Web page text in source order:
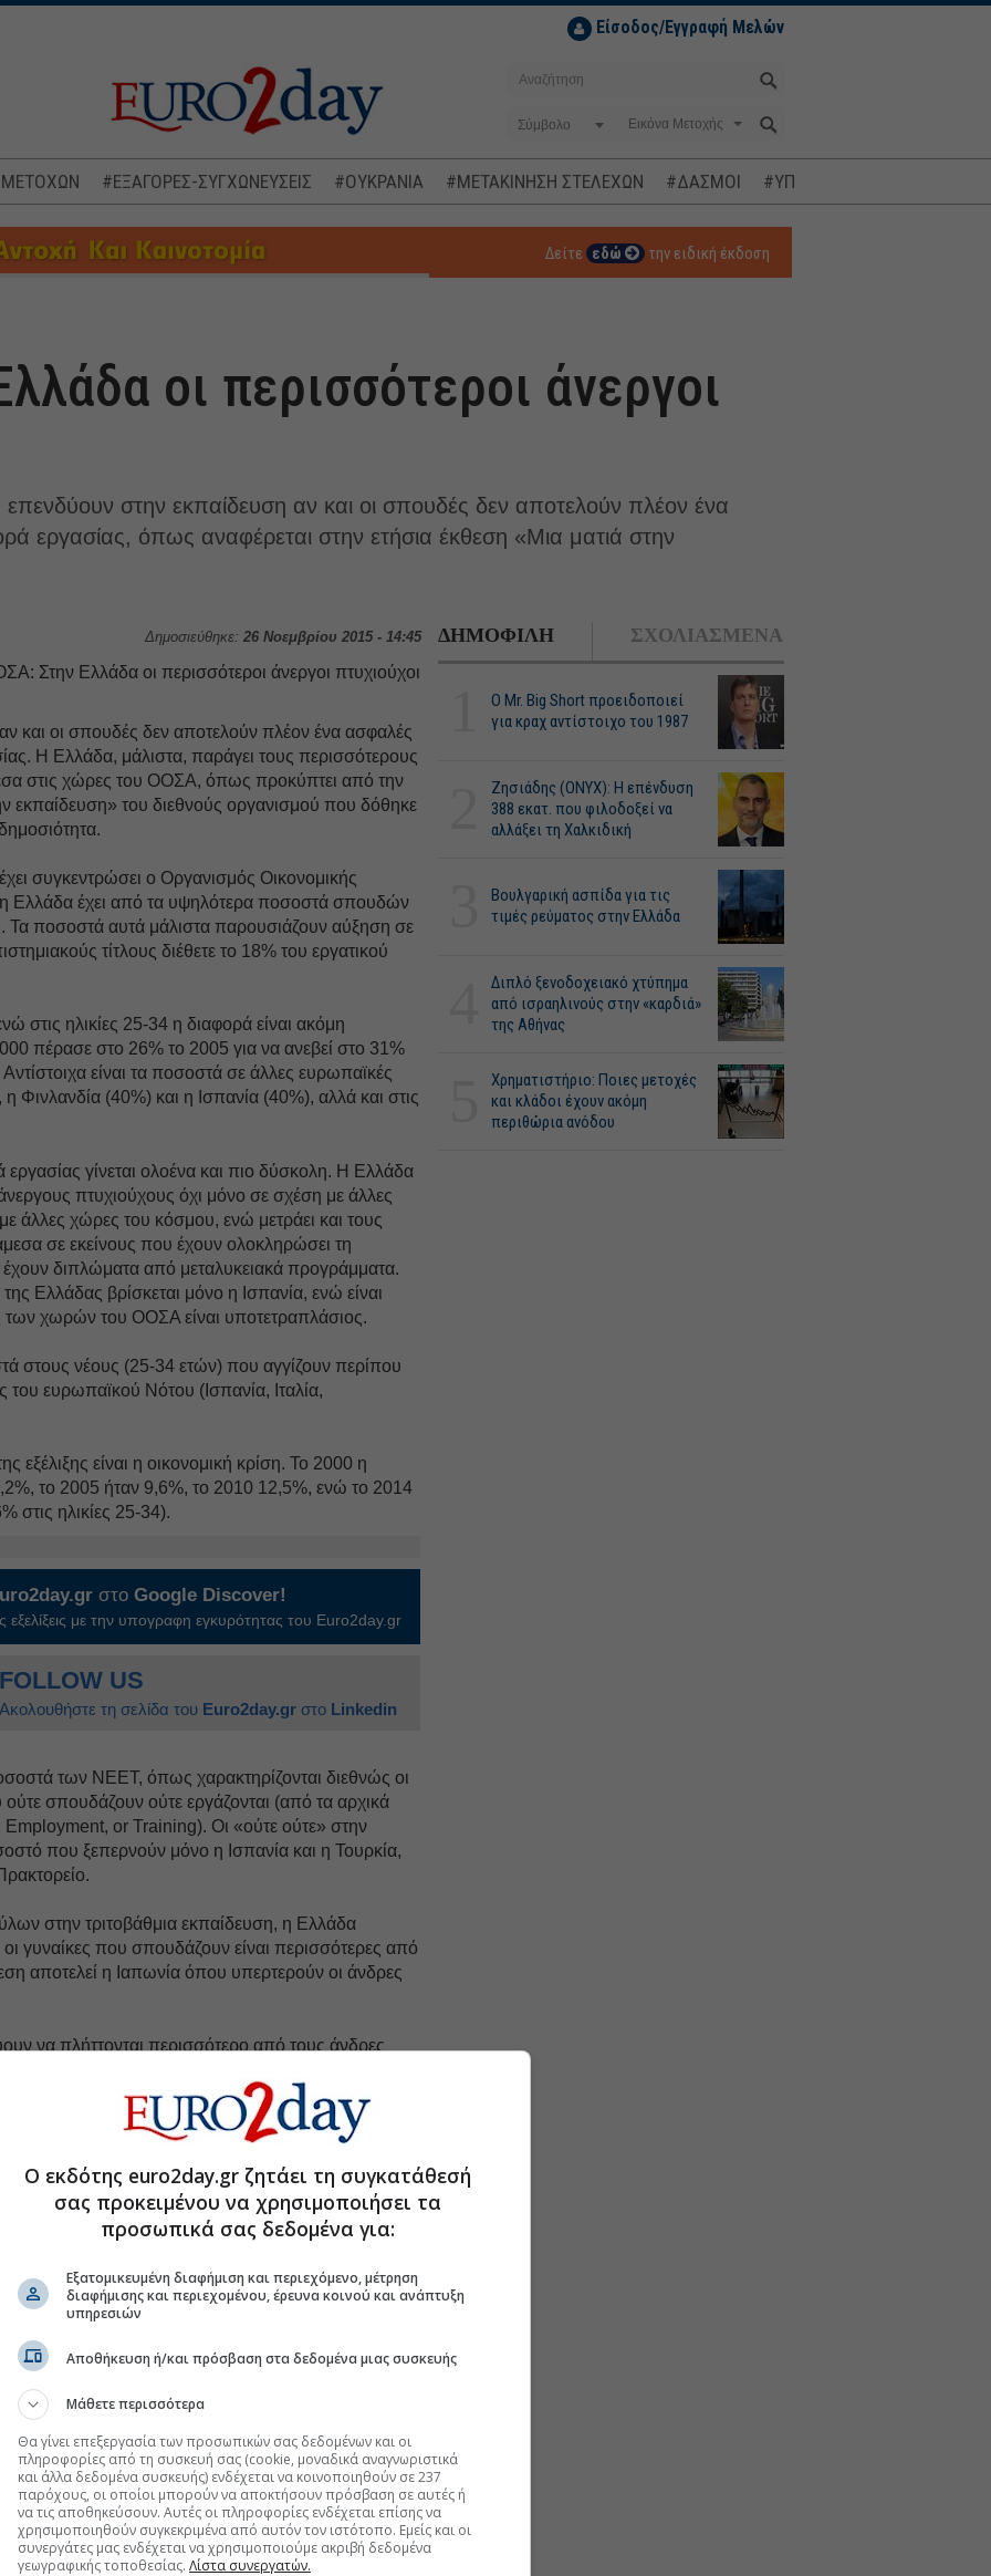
Είσοδος/Εγγραφή Μελών
Σύμβολο
ΜΕΤΟΧΩΝ #ΕΞΑΓΟΡΕΣ-ΣΥΓΧΩΝΕΥΣΕΙΣ #ΟΥΚΡΑΝΙΑ #ΜΕΤΑΚΙΝΗΣΗ ΣΤΕΛΕΧΩΝ #ΔΑΣΜΟΙ #ΥΠΟΚΛΟΠΕΣ
Δείτε εδώ την ειδική έκδοση
οι περισσότεροι άνεργοι
στην εκπαίδευση αν και οι σπουδές δεν αποτελούν πλέον ένα
εργασίας, όπως αναφέρεται στην ετήσια έκθεση «Μια ματιά στην
Δημοσιεύθηκε: 26 Νοεμβρίου 2015 - 14:45
και οι σπουδές δεν αποτελούν πλέον ένα ασφαλές
Η Ελλάδα, μάλιστα, παράγει τους περισσότερους
στις χώρες του ΟΟΣΑ, όπως προκύπτει από την
εκπαίδευση» του διεθνούς οργανισμού που δόθηκε
συγκεντρώσει ο Οργανισμός Οικονομικής
η Ελλάδα έχει από τα υψηλότερα ποσοστά σπουδών
Τα ποσοστά αυτά μάλιστα παρουσιάζουν αύξηση σε
τίτλους διέθετε το 18% του εργατικού
στις ηλικίες 25-34 η διαφορά είναι ακόμη
πέρασε στο 26% το 2005 για να ανεβεί στο 31%
είναι τα ποσοστά σε άλλες ευρωπαϊκές
(40%) και η Ισπανία (40%), αλλά και στις
γίνεται ολοένα και πιο δύσκολη. Η Ελλάδα
πτυχιούχους όχι μόνο σε σχέση με άλλες
άλλες χώρες του κόσμου, ενώ μετράει και τους
σε εκείνους που έχουν ολοκληρώσει τη
διπλώματα από μεταλυκειακά προγράμματα.
Ελλάδας βρίσκεται μόνο η Ισπανία, ενώ είναι
των χωρών του ΟΟΣΑ είναι υποτετραπλάσιος.
στους νέους (25-34 ετών) που αγγίζουν περίπου
ευρωπαϊκού Νότου (Ισπανία, Ιταλία,
εξέλιξης είναι η οικονομική κρίση. Το 2000 η
το 2005 ήταν 9,6%, το 2010 12,5%, ενώ το 2014
στις ηλικίες 25-34).
στοGoogle Discover!
εξελίξεις με την υπογραφη εγκυρότητας του Euro2day.gr
FOLLOW US
Ακολουθήστε τη σελίδα του Euro2day.gr στο Linkedin
των ΝΕΕΤ, όπως χαρακτηρίζονται διεθνώς οι
σπουδάζουν ούτε εργάζονται (από τα αρχικά
or Training). Οι «ούτε ούτε» στην
που ξεπερνούν μόνο η Ισπανία και η Τουρκία,
στην τριτοβάθμια εκπαίδευση, η Ελλάδα
γυναίκες που σπουδάζουν είναι περισσότερες από
αποτελεί η Ιαπωνία όπου υπερτερούν οι άνδρες
να πλήττονται περισσότερο από τους άνδρες
το γεγονός ότι διαθέτουν περισσότερα τυπικά
ΔΕΗ, έρχεται και νέο deal
ντίζελ... αποσυνδέθηκαν από το Brent
για την τιμή του καφέ
Χωροταξικό για τον τουρισμό
στο Discover
ΔΗΜΟΦΙΛΗ ΣΧΟΛΙΑΣΜΕΝΑ
O Mr. Big Short προειδοποιεί
για κραχ αντίστοιχο του 1987
Ζησιάδης (ONYX): Η επένδυση
388 εκατ. που φιλοδοξεί να
αλλάξει τη Χαλκιδική
Βουλγαρική ασπίδα για τις
τιμές ρεύματος στην Ελλάδα
Διπλό ξενοδοχειακό χτύπημα
από ισραηλινούς στην «καρδιά»
της Αθήνας
Χρηματιστήριο: Ποιες μετοχές
και κλάδοι έχουν ακόμη
περιθώρια ανόδου
Ο εκδότης euro2day.gr ζητάει τη συγκατάθεσή
σας προκειμένου να χρησιμοποιήσει τα
προσωπικά σας δεδομένα για:
Εξατομικευμένη διαφήμιση και περιεχόμενο, μέτρηση
διαφήμισης και περιεχομένου, έρευνα κοινού και ανάπτυξη
υπηρεσιών
Αποθήκευση ή/και πρόσβαση στα δεδομένα μιας συσκευής
Μάθετε περισσότερα
Θα γίνει επεξεργασία των προσωπικών σας δεδομένων και οι
πληροφορίες από τη συσκευή σας (cookie, μοναδικά αναγνωριστικά
και άλλα δεδομένα συσκευής) ενδέχεται να κοινοποιηθούν σε 237
παρόχους, οι οποίοι μπορούν να αποκτήσουν πρόσβαση σε αυτές ή
να τις αποθηκεύσουν. Αυτές οι πληροφορίες ενδέχεται επίσης να
χρησιμοποιηθούν συγκεκριμένα από αυτόν τον ιστότοπο. Εμείς και οι
συνεργάτες μας ενδέχεται να χρησιμοποιούμε ακριβή δεδομένα
γεωγραφικής τοποθεσίας. Λίστα συνεργατών.